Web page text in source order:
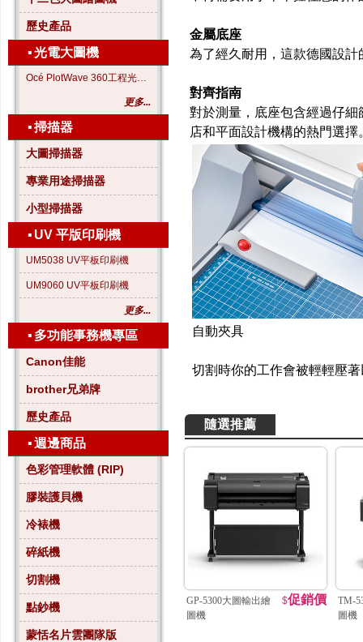
歷史產品
▪光電大圖機
Océ PlotWave 360工程光電大圖機
更多...
▪掃描器
大圖掃描器
專業用途掃描器
小型掃描器
▪ UV 平版印刷機
UM5038 UV平板印刷機
UM9060 UV平板印刷機
更多...
▪ 多功能事務機專區
Canon佳能
brother兄弟牌
歷史產品
▪週邊商品
色彩管理軟體 (RIP)
膠裝護貝機
冷裱機
碎紙機
切割機
點鈔機
蒙恬名片雲團隊版
金屬底座
為了經久耐用，這款德國設
對齊指南
對於測量，底座包含經過仔
店和平面設計機構的熱門選擇
自動夾具
切割時你的工作會被輕輕壓
隨選推薦
GP-5300大圖輸出繪
圖機
$促銷價
TM-
圖機